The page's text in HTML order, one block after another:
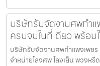
บริษัทรับจัดงานศพกำ
ครบจบในที่เดียว พร้อม
บริษัทรับจัดงานศพกำแพงเพช
จำหน่ายโลงศพ โลงเย็น พวงห